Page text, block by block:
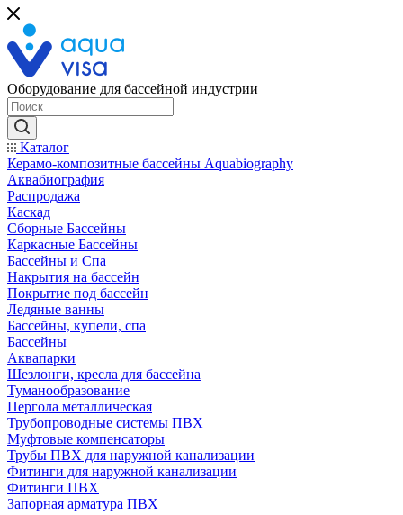
Оборудование для бассейной индустрии
Каталог
Керамо-композитные бассейны Aquabiography
Аквабиография
Распродажа
Каскад
Сборные Бассейны
Каркасные Бассейны
Бассейны и Спа
Накрытия на бассейн
Покрытие под бассейн
Ледяные ванны
Бассейны, купели, спа
Бассейны
Аквапарки
Шезлонги, кресла для бассейна
Туманообразование
Пергола металлическая
Трубопроводные системы ПВХ
Муфтовые компенсаторы
Трубы ПВХ для наружной канализации
Фитинги для наружной канализации
Фитинги ПВХ
Запорная арматура ПВХ